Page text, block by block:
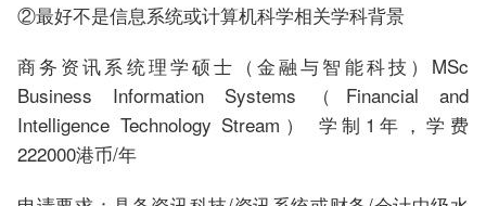
②最好不是信息系统或计算机科学相关学科背景
商务资讯系统理学硕士（金融与智能科技）MSc
Business Information Systems（Financial and
Intelligence Technology Stream） 学制1年，学费
222000港币/年